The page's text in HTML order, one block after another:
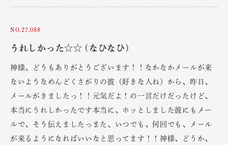
NO.27,088
うれしかった☆☆ (なひなひ)
神様、どうもありがとうございます！！なかなかメールが来
ないようなめんどくさがりの彼（好きな人ね）から、昨日、
メールがきましたっ！！元気だよ！の一言だけだったけど、
本当にうれしかったです本当に、ホッとしました彼にもメー
ルで、そう伝えましたっまた、いつでも、何回でも、メール
が来るようになればいいなと思ってます！！神様、どうか、